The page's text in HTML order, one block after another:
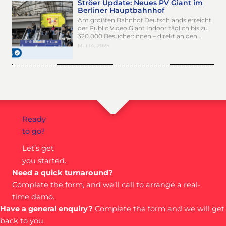
Ströer Update: Neues PV Giant im
Berliner Hauptbahnhof
Am größten Bahnhof Deutschlands erreicht
der Public Video Giant Indoor täglich bis zu
320.000 Besucher:innen – direkt an den…
Mai 14, 2025
Ready
to go?
Let’s get
you started.
Need a quick turnaround?
Complete the form, and we’ll call to arrange a real-
time demo.
Have a general enquiry? Complete the form and we will get
back to you.